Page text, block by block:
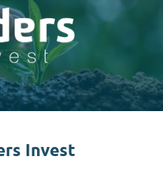
verhuur voor
aan
gemeenten,
en
-
Invest